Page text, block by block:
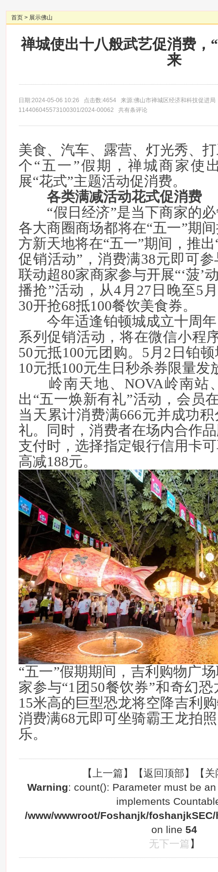
首页 > 展示佛山
禅城使出十八般武艺促消费，
来
日期:2024-05-06 10:26 点击数:4654 来源:佛山市禅城区经济和科技促进局
114406045573100301/2024-00062 共有条评论
美食、汽车、露营、灯光秀、
个“五一”假期，禅城商家使
展“花式”主题活动促消费。
各类满减活动花式促消费
“假日经济”是当下商家的必
各大商圈商场都将在“五一”期
方新天地将在“五一”期间，推
促销活动”，消费满38元即可
联动超80家商家参与开展“‘菠’
播抢”活动，从4月27日晚至5
30开抢68抵100餐饮美食券。
今年适逢铂顿城成立十周年
系列促销活动，将在微信小程
50元抵100元团购。5月2日铂
10元抵100元生日秒杀券限量发
岭南天地、NOVA岭南站
出“五一焕新有礼”活动，会员
当天累计消费满666元并成功
礼。同时，消费者在场内合作
支付时，选择指定银行信用卡
高减188元。
“五一”假期期间，吉利购物广
家参与“1团50餐饮券”和奇幻
15米高的巨型恐龙将空降吉利
消费满68元即可坐骑霸王龙拍
乐。
【 上一篇】【返回顶部】【关
Warning: count(): Parameter must be
implements
/www/wwwroot/Foshanjk/
on line 54
无下一篇】